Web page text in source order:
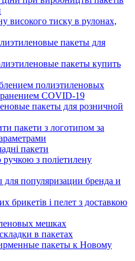
високого тиску в рулонах,
пакеты для
пакеты купить
полиэтиленовых
COVID-19
пакеты для розничной
пакети з логотипом за
пакети
з поліетилену
популяризации бренда и
брикетів і пелет з доставкою
мешках
в пакетах
пакеты к Новому